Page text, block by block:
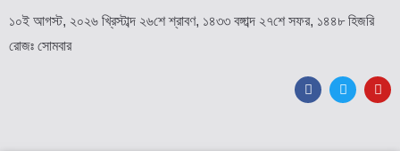
১০ই আগস্ট, ২০২৬ খ্রিস্টাব্দ ২৬শে শ্রাবণ, ১৪৩৩ বঙ্গাব্দ ২৭শে সফর, ১৪৪৮ হিজরি
রোজঃ সোমবার